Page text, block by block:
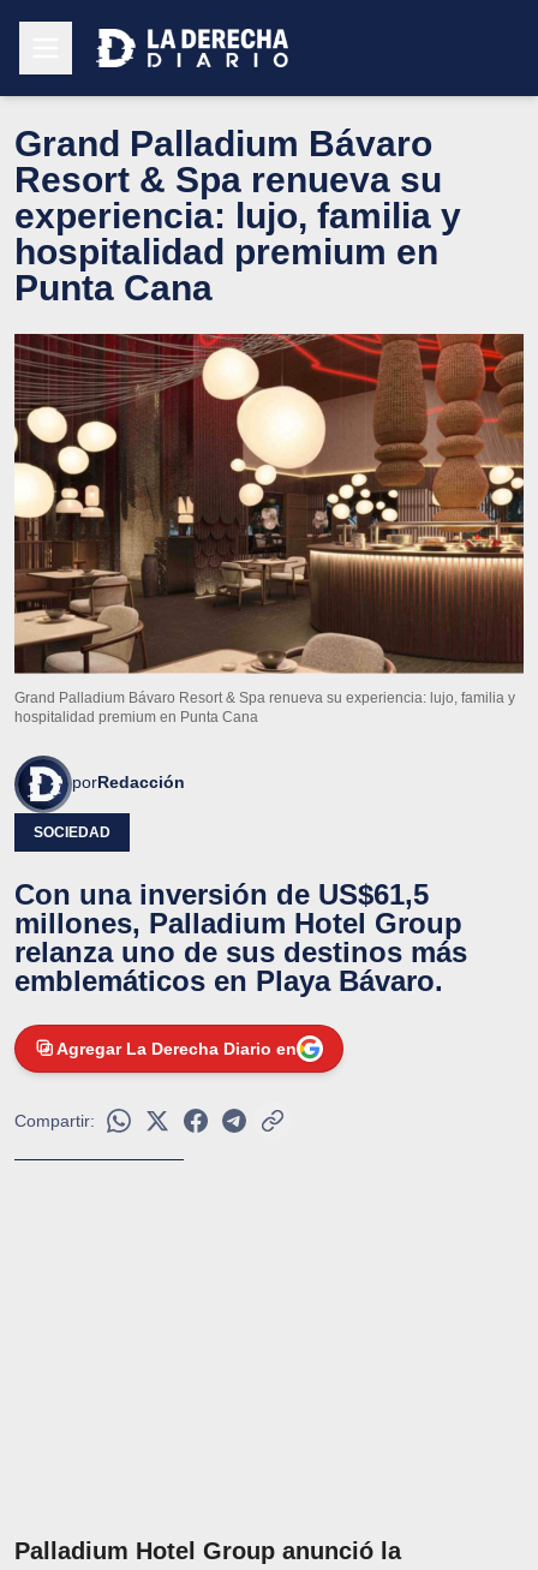
Grand Palladium Bávaro
Resort & Spa renueva su
experiencia: lujo, familia y
hospitalidad premium en
Punta Cana
Grand Palladium Bávaro Resort & Spa renueva su experiencia: lujo, familia y
hospitalidad premium en Punta Cana
porRedacción
SOCIEDAD
Con una inversión de US$61,5
millones, Palladium Hotel Group
relanza uno de sus destinos más
emblemáticos en Playa Bávaro.
Agregar La Derecha Diario en
Compartir:
Palladium Hotel Group anunció la